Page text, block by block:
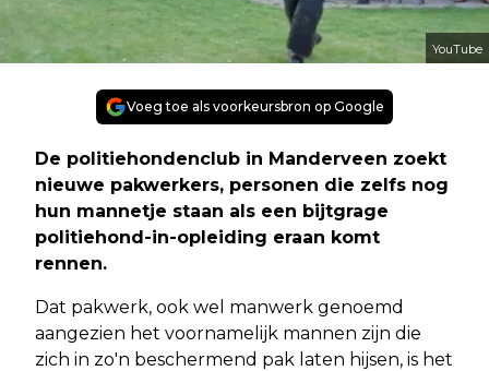
YouTube
Voeg toe als voorkeursbron op Google
De politiehondenclub in Manderveen zoekt
nieuwe pakwerkers, personen die zelfs nog
hun mannetje staan als een bijtgrage
politiehond-in-opleiding eraan komt
rennen.
Dat pakwerk, ook wel manwerk genoemd
aangezien het voornamelijk mannen zijn die
zich in zo'n beschermend pak laten hijsen, is het